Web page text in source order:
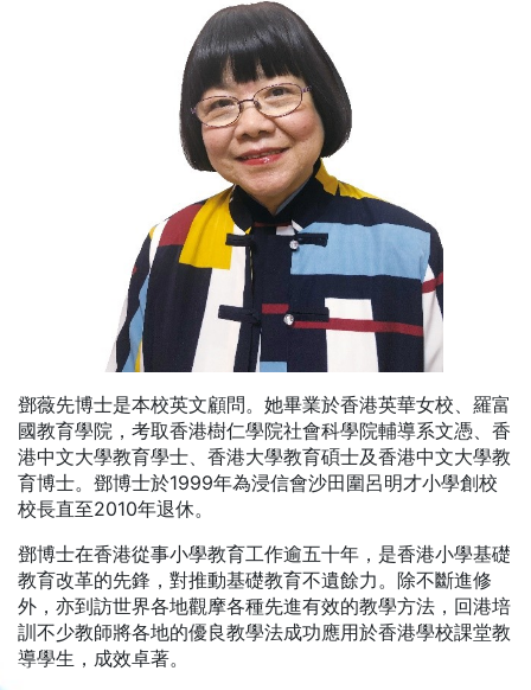
鄧薇先博士是本校英文顧問。她畢業於香港英華女校、羅富
國教育學院，考取香港樹仁學院社會科學院輔導系文憑、香
港中文大學教育學士、香港大學教育碩士及香港中文大學教
育博士。鄧博士於1999年為浸信會沙田圍呂明才小學創校
校長直至2010年退休。
鄧博士在香港從事小學教育工作逾五十年，是香港小學基礎
教育改革的先鋒，對推動基礎教育不遺餘力。除不斷進修
外，亦到訪世界各地觀摩各種先進有效的教學方法，回港培
訓不少教師將各地的優良教學法成功應用於香港學校課堂教
導學生，成效卓著。